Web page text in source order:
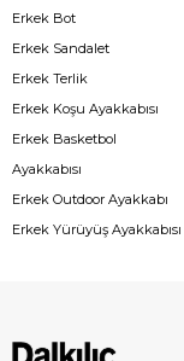
Erkek Bot
Erkek Sandalet
Erkek Terlik
Erkek Koşu Ayakkabısı
Erkek Basketbol
Ayakkabısı
Erkek Outdoor Ayakkabı
Erkek Yürüyüş Ayakkabısı